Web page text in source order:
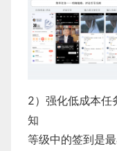
2）强化低成本任
知
等级中的签到是